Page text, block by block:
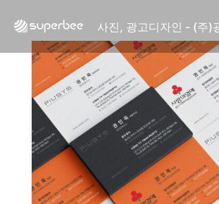
사진, 광고디자인 - (주)
웹사이트 - (주)세스코
제품디자인 - 삼성전자㈜
동영상, CI - 카피어랜드
동영상, 홈페이지 - (주)
동영상, 카탈로그 - 피자
웹사이트 - 백조씽크
사진, 광고디자인 - 중외
패키지, 디자인 - 고려은단
동영상 - (주)듀오백
동영상 - ㈜고피자